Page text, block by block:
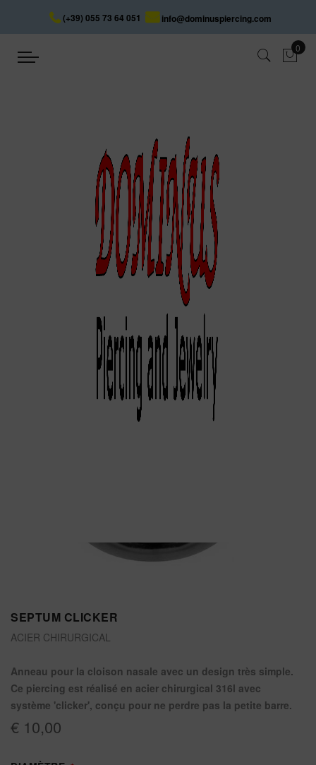
(+39) 055 73 64 051 info@dominuspiercing.com
SEPTUM CLICKER
SEPTUM CLICKER
SEPTUM CLICKER
ACIER CHIRURGICAL
Anneau pour la cloison nasale avec un design très simple.
Ce piercing est réalisé en acier chirurgical 316l avec
système 'clicker', conçu pour ne perdre pas la petite barre.
€ 10,00